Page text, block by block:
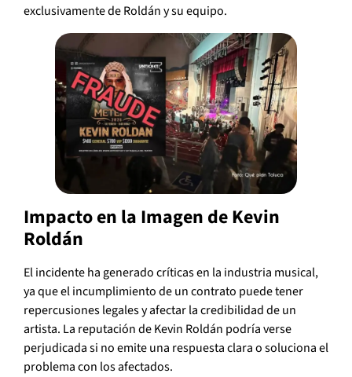
exclusivamente de Roldán y su equipo.
Impacto en la Imagen de Kevin
Roldán
El incidente ha generado críticas en la industria musical,
ya que el incumplimiento de un contrato puede tener
repercusiones legales y afectar la credibilidad de un
artista. La reputación de Kevin Roldán podría verse
perjudicada si no emite una respuesta clara o soluciona el
problema con los afectados.